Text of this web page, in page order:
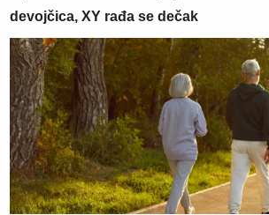
devojčica, XY rađa se dečak